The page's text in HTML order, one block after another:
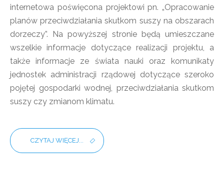
internetowa poświęcona projektowi pn. „Opracowanie
planów przeciwdziałania skutkom suszy na obszarach
dorzeczy”. Na powyższej stronie będą umieszczane
wszelkie informacje dotyczące realizacji projektu, a
także informacje ze świata nauki oraz komunikaty
jednostek administracji rządowej dotyczące szeroko
pojętej gospodarki wodnej, przeciwdziałania skutkom
suszy czy zmianom klimatu.
CZYTAJ WIĘCEJ...